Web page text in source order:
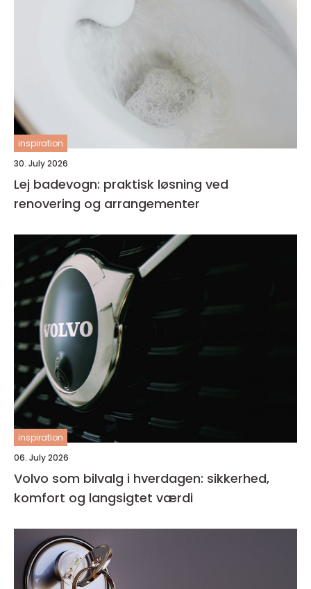
inspiration
30. July 2026
Lej badevogn: praktisk løsning ved
renovering og arrangementer
inspiration
06. July 2026
Volvo som bilvalg i hverdagen: sikkerhed,
komfort og langsigtet værdi